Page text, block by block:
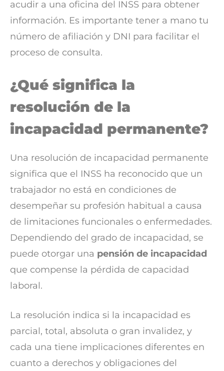
acudir a una oficina del INSS para obtener
información. Es importante tener a mano tu
número de afiliación y DNI para facilitar el
proceso de consulta.
¿Qué significa la
resolución de la
incapacidad permanente?
Una resolución de incapacidad permanente
significa que el INSS ha reconocido que un
trabajador no está en condiciones de
desempeñar su profesión habitual a causa
de limitaciones funcionales o enfermedades.
Dependiendo del grado de incapacidad, se
puede otorgar una pensión de incapacidad
que compense la pérdida de capacidad
laboral.
La resolución indica si la incapacidad es
parcial, total, absoluta o gran invalidez, y
cada una tiene implicaciones diferentes en
cuanto a derechos y obligaciones del